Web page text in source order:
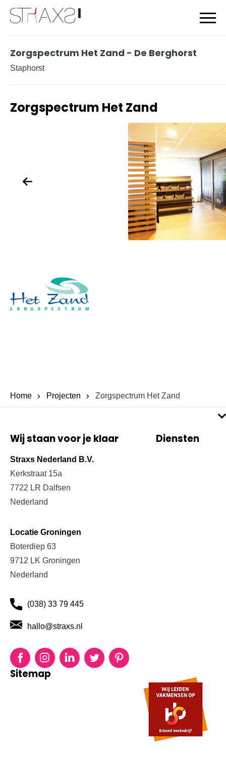
Logo Straxs
Zorgspectrum Het Zand - De Berghorst
Staphorst
Zorgspectrum Het Zand
Home Projecten Zorgspectrum Het Zand
Wij staan voor je klaar
Straxs Nederland B.V.
Kerkstraat 15a
7722 LR Dalfsen
Nederland
Locatie Groningen
Boterdiep 63
9712 LK Groningen
Nederland
(038) 33 79 445
hallo@straxs.nl
FacebookInstagramLinkedInTwitterPinterest
Diensten
Sitemap